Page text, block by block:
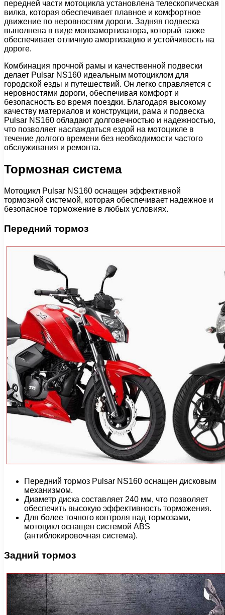
передней части мотоцикла установлена телескопическая
вилка, которая обеспечивает плавное и комфортное
движение по неровностям дороги. Задняя подвеска
выполнена в виде моноамортизатора, который также
обеспечивает отличную амортизацию и устойчивость на
дороге.
Комбинация прочной рамы и качественной подвески
делает Pulsar NS160 идеальным мотоциклом для
городской езды и путешествий. Он легко справляется с
неровностями дороги, обеспечивая комфорт и
безопасность во время поездки. Благодаря высокому
качеству материалов и конструкции, рама и подвеска
Pulsar NS160 обладают долговечностью и надежностью,
что позволяет наслаждаться ездой на мотоцикле в
течение долгого времени без необходимости частого
обслуживания и ремонта.
Тормозная система
Мотоцикл Pulsar NS160 оснащен эффективной
тормозной системой, которая обеспечивает надежное и
безопасное торможение в любых условиях.
Передний тормоз
Передний тормоз Pulsar NS160 оснащен дисковым
механизмом.
Диаметр диска составляет 240 мм, что позволяет
обеспечить высокую эффективность торможения.
Для более точного контроля над тормозами,
мотоцикл оснащен системой ABS
(антиблокировочная система).
Задний тормоз